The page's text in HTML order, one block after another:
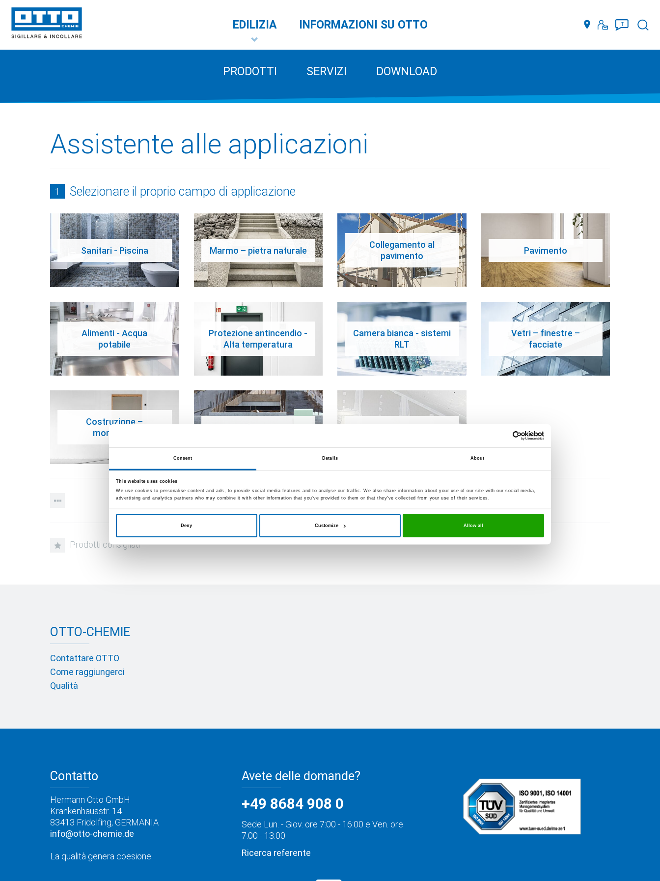
Consent Details About
This website uses cookies
We use cookies to personalise content and ads, to provide social media features and to analyse our traffic. We also share information about your use of our site with our social media,
advertising and analytics partners who may combine it with other information that you’ve provided to them or that they’ve collected from your use of their services.
Deny Customize Allow all
IT
EDILIZIA
PRODOTTI SERVIZI DOWNLOAD
INFORMAZIONI SU OTTO
Assistente alle applicazioni
1 Selezionare il proprio campo di applicazione
Sanitari - Piscina Marmo – pietra naturale
Collegamento al
pavimento
Pavimento
Alimenti - Acqua
potabile
Protezione antincendio -
Alta temperatura
Camera bianca - sistemi
RLT
Vetri – finestre –
facciate
Costruzione –
montaggio
Isolamento
Prodotti consigliati
OTTO-CHEMIE
Contattare OTTO
Come raggiungerci
Qualità
Contatto
Hermann Otto GmbH
Krankenhausstr. 14
83413 Fridolfing, GERMANIA
info@otto-chemie.de
La qualità genera coesione
Avete delle domande?
+49 8684 908 0
Sede Lun. - Giov. ore 7:00 - 16:00 e Ven. ore
7:00 - 13:00
Ricerca referente